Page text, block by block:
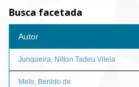
Busca facetada
Autor
Junqueira, Nilton Tadeu Vilela
Melo, Berildo de